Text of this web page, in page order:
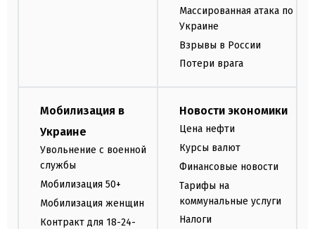
Массированная атака по
Украине
Взрывы в России
Потери врага
Мобилизация в
Украине
Увольнение с военной
службы
Мобилизация 50+
Мобилизация женщин
Контракт для 18-24-
Новости экономики
Цена нефти
Курсы валют
Финансовые новости
Тарифы на
коммунальные услуги
Налоги